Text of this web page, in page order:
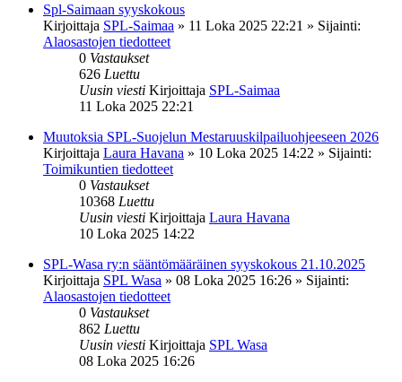
Spl-Saimaan syyskokous
Kirjoittaja SPL-Saimaa » 11 Loka 2025 22:21 » Sijainti:
Alaosastojen tiedotteet
0 Vastaukset
626 Luettu
Uusin viesti Kirjoittaja SPL-Saimaa
11 Loka 2025 22:21
Muutoksia SPL-Suojelun Mestaruuskilpailuohjeeseen 2026
Kirjoittaja Laura Havana » 10 Loka 2025 14:22 » Sijainti:
Toimikuntien tiedotteet
0 Vastaukset
10368 Luettu
Uusin viesti Kirjoittaja Laura Havana
10 Loka 2025 14:22
SPL-Wasa ry:n sääntömääräinen syyskokous 21.10.2025
Kirjoittaja SPL Wasa » 08 Loka 2025 16:26 » Sijainti:
Alaosastojen tiedotteet
0 Vastaukset
862 Luettu
Uusin viesti Kirjoittaja SPL Wasa
08 Loka 2025 16:26